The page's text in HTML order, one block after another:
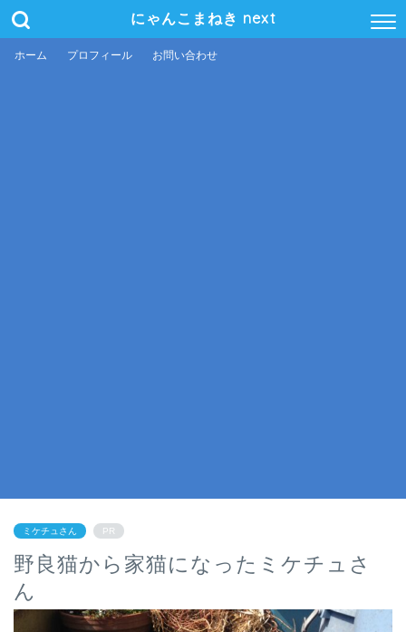
にゃんこまねき next
ホーム プロフィール お問い合わせ
ミケチュさん PR
野良猫から家猫になったミケチュさ
ん